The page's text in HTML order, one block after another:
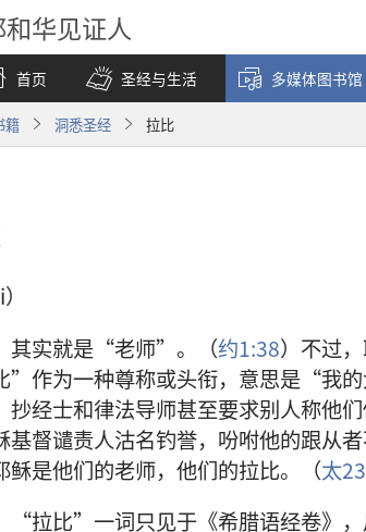
华见证人
首页
圣经与生活 多媒体图书馆
籍 洞悉圣经 拉比
其实就是“老师”。（约1:38）不过
”作为一种尊称或头衔，意思是“我
抄经士和律法导师甚至要求别人称他
基督谴责人沽名钓誉，吩咐他的跟从
稣是他们的老师，他们的拉比。（太
“拉比”一词只见于《希腊语经卷》，